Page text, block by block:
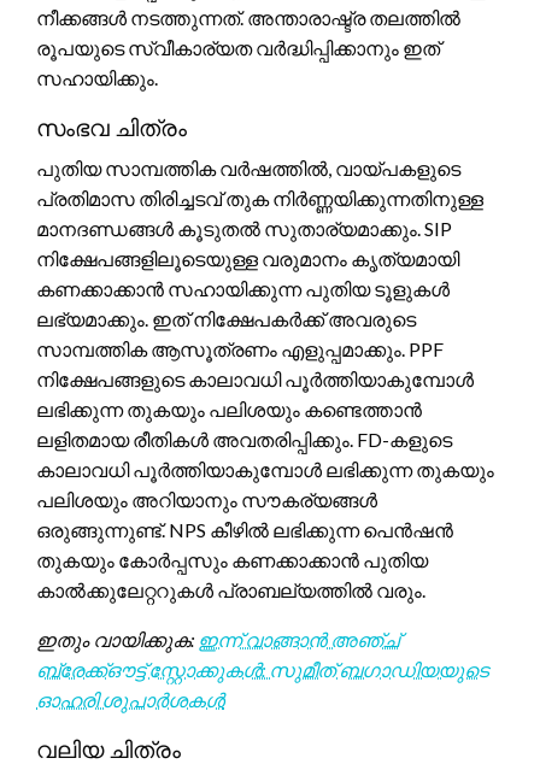
നീക്കങ്ങൾ നടത്തുന്നത്. അന്താരാഷ്ട്ര തലത്തിൽ
രൂപയുടെ സ്വീകാര്യത വർദ്ധിപ്പിക്കാനും ഇത്
സഹായിക്കും.
സംഭവ ചിത്രം
പുതിയ സാമ്പത്തിക വർഷത്തിൽ, വായ്പകളുടെ
പ്രതിമാസ തിരിച്ചടവ് തുക നിർണ്ണയിക്കുന്നതിനുള്ള
മാനദണ്ഡങ്ങൾ കൂടുതൽ സുതാര്യമാക്കും. SIP
നിക്ഷേപങ്ങളിലൂടെയുള്ള വരുമാനം കൃത്യമായി
കണക്കാക്കാൻ സഹായിക്കുന്ന പുതിയ ടൂളുകൾ
ലഭ്യമാക്കും. ഇത് നിക്ഷേപകർക്ക് അവരുടെ
സാമ്പത്തിക ആസൂത്രണം എളുപ്പമാക്കും. PPF
നിക്ഷേപങ്ങളുടെ കാലാവധി പൂർത്തിയാകുമ്പോൾ
ലഭിക്കുന്ന തുകയും പലിശയും കണ്ടെത്താൻ
ലളിതമായ രീതികൾ അവതരിപ്പിക്കും. FD-കളുടെ
കാലാവധി പൂർത്തിയാകുമ്പോൾ ലഭിക്കുന്ന തുകയും
പലിശയും അറിയാനും സൗകര്യങ്ങൾ
ഒരുങ്ങുന്നുണ്ട്. NPS കീഴിൽ ലഭിക്കുന്ന പെൻഷൻ
തുകയും കോർപ്പസും കണക്കാക്കാൻ പുതിയ
കാൽക്കുലേറ്ററുകൾ പ്രാബല്യത്തിൽ വരും.
ഇതും വായിക്കുക: ഇന്ന് വാങ്ങാൻ അഞ്ച്
ബ്രേക്ക്ഔട്ട് സ്റ്റോക്കുകൾ: സുമീത് ബഗാഡിയയുടെ
ഓഹരി ശുപാർശകൾ
വലിയ ചിത്രം